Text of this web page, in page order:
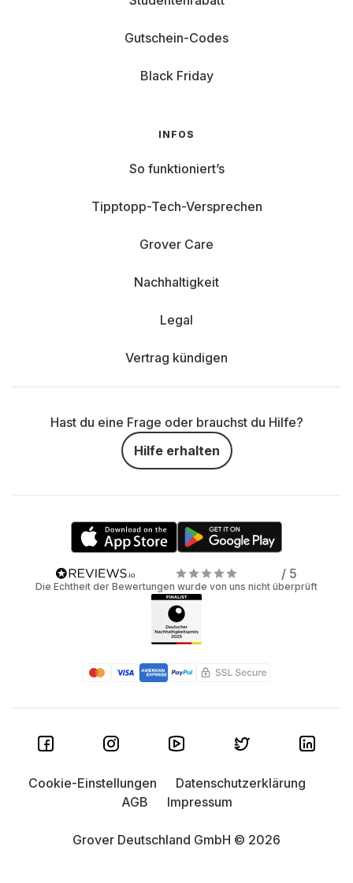
Gutschein-Codes
Black Friday
INFOS
So funktioniert’s
Tipptopp-Tech-Versprechen
Grover Care
Nachhaltigkeit
Legal
Vertrag kündigen
Hast du eine Frage oder brauchst du Hilfe?
Hilfe erhalten
/ 5
Die Echtheit der Bewertungen wurde von uns nicht überprüft
Grover Deutschland GmbH © 2026
Cookie-Einstellungen
Datenschutzerklärung
AGB
Impressum